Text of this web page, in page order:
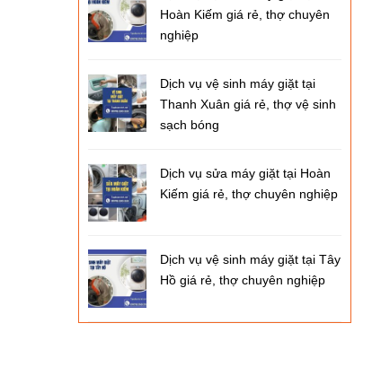
Hoàn Kiếm giá rẻ, thợ chuyên
nghiệp
Dịch vụ vệ sinh máy giặt tại
Thanh Xuân giá rẻ, thợ vệ sinh
sạch bóng
Dịch vụ sửa máy giặt tại Hoàn
Kiếm giá rẻ, thợ chuyên nghiệp
Dịch vụ vệ sinh máy giặt tại Tây
Hồ giá rẻ, thợ chuyên nghiệp